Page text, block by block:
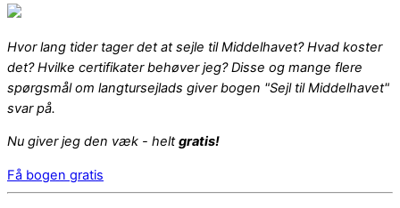
Hvor lang tider tager det at sejle til Middelhavet? Hvad koster
det? Hvilke certifikater behøver jeg? Disse og mange flere
spørgsmål om langtursejlads giver bogen "Sejl til Middelhavet"
svar på.
Nu giver jeg den væk - heltgratis!
Få bogen gratis